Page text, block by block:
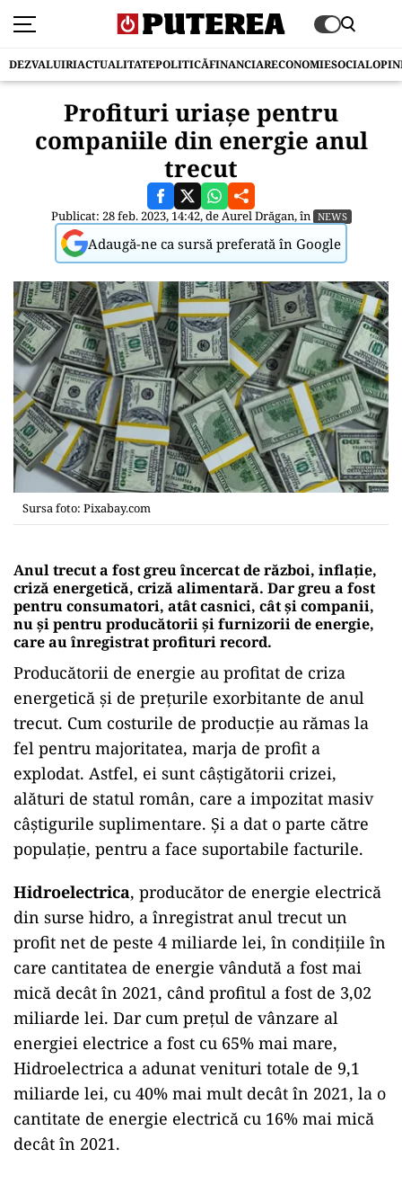
DEZVALUIRIACTUALITATEPOLITICĂFINANCIARECONOMIESOCIAL
Profituri uriașe pentru
companiile din energie anul
trecut
Publicat: 28 feb. 2023, 14:42, deAurel Drăgan, în NEWS
Adaugă-ne ca sursă preferată în Google
Sursa foto: Pixabay.com
Anul trecut a fost greu încercat de război, inflație,
criză energetică, criză alimentară. Dar greu a fost
pentru consumatori, atât casnici, cât și companii,
nu și pentru producătorii și furnizorii de energie,
care au înregistrat profituri record.
Producătorii de energie au profitat de criza
energetică și de prețurile exorbitante de anul
trecut. Cum costurile de producție au rămas la
fel pentru majoritatea, marja de profit a
explodat. Astfel, ei sunt câștigătorii crizei,
alături de statul român, care a impozitat masiv
câștigurile suplimentare. Și a dat o parte către
populație, pentru a face suportabile facturile.
Hidroelectrica, producător de energie electrică
din surse hidro, a înregistrat anul trecut un
profit net de peste 4 miliarde lei, în condițiile în
care cantitatea de energie vândută a fost mai
mică decât în 2021, când profitul a fost de 3,02
miliarde lei. Dar cum prețul de vânzare al
energiei electrice a fost cu 65% mai mare,
Hidroelectrica a adunat venituri totale de 9,1
miliarde lei, cu 40% mai mult decât în 2021, la o
cantitate de energie electrică cu 16% mai mică
decât în 2021.